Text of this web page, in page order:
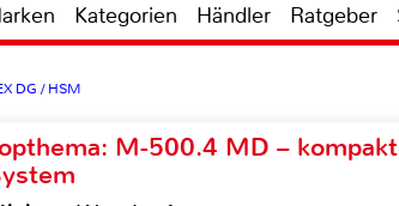
Kategorien Händler Ratgeber
DG / HSM
M-500.4 MD –